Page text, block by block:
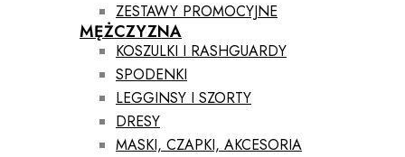
ZESTAWY PROMOCYJNE
MĘŻCZYZNA
KOSZULKI I RASHGUARDY
SPODENKI
LEGGINSY I SZORTY
DRESY
MASKI, CZAPKI, AKCESORIA